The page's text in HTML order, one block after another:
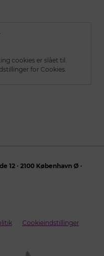
cookies er slået til.
for Cookies.
12 ∙ 2100 København Ø ∙
Cookieindstillinger